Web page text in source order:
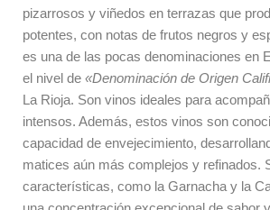
pizarrosos y viñedos en terrazas que
potentes, con notas de frutos negros y
es una de las pocas denominaciones en
el nivel de «Denominación de Origen
La Rioja. Son vinos ideales para
intensos. Además, estos vinos son
capacidad de envejecimiento,
matices aún más complejos y refinados.
características, como la Garnacha y la